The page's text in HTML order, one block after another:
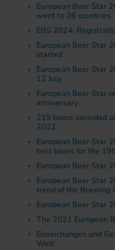
European Beer Star
went to 26 countries
EBS 2024:
European Beer Star
started
European Beer Star
12 July
European Beer Star
anniversary
219 beers awarded
2022
European Beer Star
best beers for the
European Beer Star
European Beer Star
trend of the Brewing
European Beer Star
The 2021 European
Einreichungen und
Welt